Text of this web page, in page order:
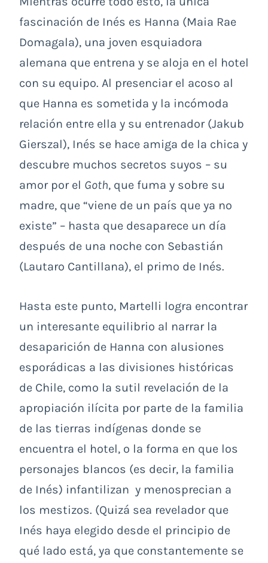
fascinación de Inés es Hanna (Maia Rae
Domagala), una joven esquiadora
alemana que entrena y se aloja en el hotel
con su equipo. Al presenciar el acoso al
que Hanna es sometida y la incómoda
relación entre ella y su entrenador (Jakub
Gierszal), Inés se hace amiga de la chica y
descubre muchos secretos suyos – su
amor por el Goth, que fuma y sobre su
madre, que “viene de un país que ya no
existe” – hasta que desaparece un día
después de una noche con Sebastián
(Lautaro Cantillana), el primo de Inés.
Hasta este punto, Martelli logra encontrar
un interesante equilibrio al narrar la
desaparición de Hanna con alusiones
esporádicas a las divisiones históricas
de Chile, como la sutil revelación de la
apropiación ilícita por parte de la familia
de las tierras indígenas donde se
encuentra el hotel, o la forma en que los
personajes blancos (es decir, la familia
de Inés) infantilizan y menosprecian a
los mestizos. (Quizá sea revelador que
Inés haya elegido desde el principio de
qué lado está, ya que constantemente se